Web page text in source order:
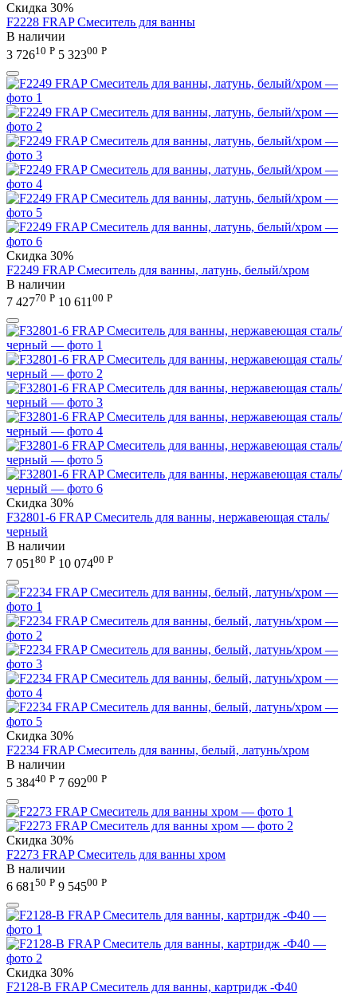
Скидка 30%
F2228 FRAP Смеситель для ванны
В наличии
3 72610 Р 5 32300 Р
Скидка 30%
F2249 FRAP Смеситель для ванны, латунь, белый/хром
В наличии
7 42770 Р 10 611 00 Р
Скидка 30%
F32801-6 FRAP Смеситель для ванны, нержавеющая сталь/
черный
В наличии
7 05180 Р 10 07400 Р
Скидка 30%
F2234 FRAP Смеситель для ванны, белый, латунь/хром
В наличии
5 38440 Р 7 69200 Р
Скидка 30%
F2273 FRAP Смеситель для ванны хром
В наличии
6 681 50 Р 9 54500 Р
Скидка 30%
F2128-B FRAP Смеситель для ванны, картридж -Ф40